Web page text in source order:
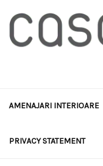
AMENAJARI INTERIOARE
PRIVACY STATEMENT